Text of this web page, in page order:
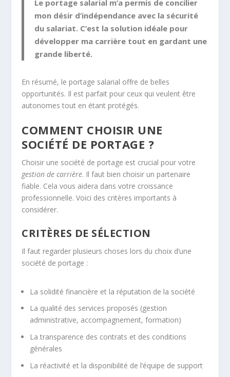
Le portage salarial m’a permis de concilier
mon désir d’indépendance avec la sécurité
du salariat. C’est la solution idéale pour
développer ma carrière tout en gardant une
grande liberté.
En résumé, le portage salarial offre de belles
opportunités. Il est parfait pour ceux qui veulent être
autonomes tout en étant protégés.
COMMENT CHOISIR UNE
SOCIÉTÉ DE PORTAGE ?
Choisir une société de portage est crucial pour votre
gestion de carrière. Il faut bien choisir un partenaire
fiable. Cela vous aidera dans votre croissance
professionnelle. Voici des critères importants à
considérer.
CRITÈRES DE SÉLECTION
Il faut regarder plusieurs choses lors du choix d’une
société de portage :
La solidité financière et la réputation de la société
La qualité des services proposés (gestion
administrative, accompagnement, formation)
La transparence des contrats et des conditions
générales
La réactivité et la disponibilité de l’équipe de support